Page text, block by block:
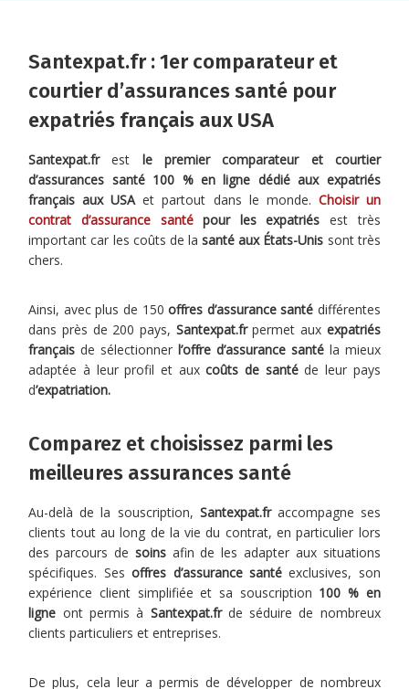
Santexpat.fr : 1er comparateur et
courtier d’assurances santé pour
expatriés français aux USA
Santexpat.frest le premier comparateur et courtier
d’assurances santé 100 % en ligne dédié aux expatriés
français aux USAet partout dans le monde. Choisir un
contrat d’assurance santé pour les expatriés est très
important car les coûts de la santé aux États-Unis sont très
chers.
Ainsi, avec plus de 150offres d’assurance santé différentes
dans près de 200 pays, Santexpat.frpermet aux expatriés
français de sélectionnerl’offre d’assurance santéla mieux
adaptée à leur profil et auxcoûts de santéde leur pays
d’expatriation.
Comparez et choisissez parmi les
meilleures assurances santé
Au-delà de la souscription, Santexpat.fraccompagne ses
clients tout au long de la vie du contrat, en particulier lors
des parcours de soinsafin de les adapter aux situations
spécifiques. Sesoffres d’assurance santéexclusives, son
expérience client simplifiée et sa souscription 100 % en
ligne ont permis à Santexpat.frde séduire de nombreux
clients particuliers et entreprises.
De plus, cela leur a permis de développer de nombreux